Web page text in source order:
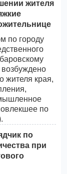
жителя
по городу
жителя края,
по
по
при